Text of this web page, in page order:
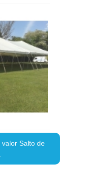
Salto de